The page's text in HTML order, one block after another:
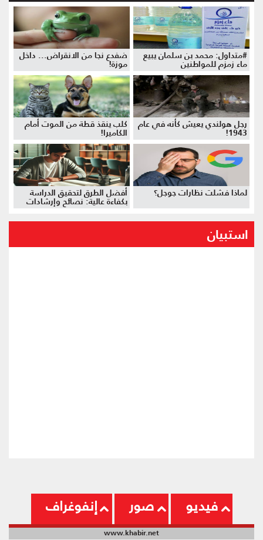
#متداول: محمد بن سلمان يبيع
ماء زمزم للمواطنين
ضفدع نجا من الانقراض... داخل
موزة!
رجل هولندي يعيش كأنه في عام
1943!
كلب ينقذ قطة من الموت أمام
الكاميرا!
لماذا فشلت نظارات جوجل؟ أفضل الطرق لتحقيق الدراسة
بكفاءة عالية: نصائح وإرشادات
استبيان
فيديو صور إنفوغراف
www.khabir.net